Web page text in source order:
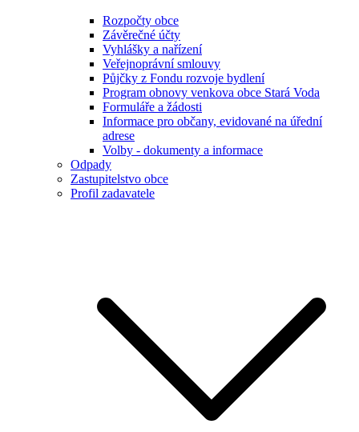
Rozpočty obce
Závěrečné účty
Vyhlášky a nařízení
Veřejnoprávní smlouvy
Půjčky z Fondu rozvoje bydlení
Program obnovy venkova obce Stará Voda
Formuláře a žádosti
Informace pro občany, evidované na úřední
adrese
Volby - dokumenty a informace
Odpady
Zastupitelstvo obce
Profil zadavatele